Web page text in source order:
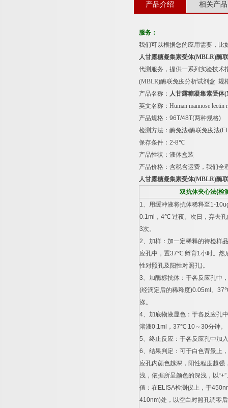
产品介绍 相关产品
服务：
我们可以根据您的应用需要，比
人甘露糖凝集素受体(MBLR)酶
代测服务，提供一系列实验技术
(MBLR)酶联免疫分析试剂盒 规
产品名称： 人甘露糖凝集素受体
英文名称： Human mannose
产品规格： 96T/48T(两种规格)
检测方法：酶免法/酶联免疫法
保存条件： 2-8℃
产品性状：液体盒装
产品价格：含税含运费，我们全
人甘露糖凝集素受体(MBLR)酶
双抗体夹心法(检
1、用缓冲液将抗体稀释至1-
0.1ml ， 4℃ 过夜。次日，弃去
3次。
2、加样：加一定稀释的待检样品
应孔中，置37℃ 孵育1小时。然
性对照孔及阳性对照孔)。
3、加酶标抗体：于各反应孔中
(经滴定后的稀释度)0.05ml 。 37
涤。
4、加底物液显色：于各反应孔
溶液0.1ml ， 37℃ 10～30分钟。
5、终止反应：于各反应孔中加入
6、结果判定：可于白色背景上
应孔内颜色越深，阳性程度越强
浅，依据所呈颜色的深浅，以“+”
值：在ELISA检测仪上，于
410nm)处，以空白对照孔调零